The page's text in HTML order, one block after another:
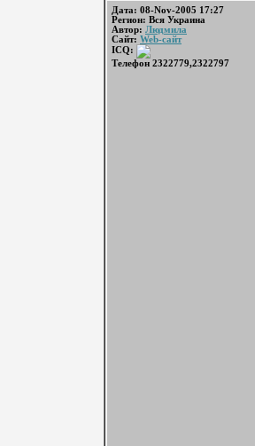
Дата: 08-Nov-2005 17:27
Регион: Вся Украина
Автор: Людмила
Сайт: Web-сайт
ICQ:
Телефон 2322779,2322797